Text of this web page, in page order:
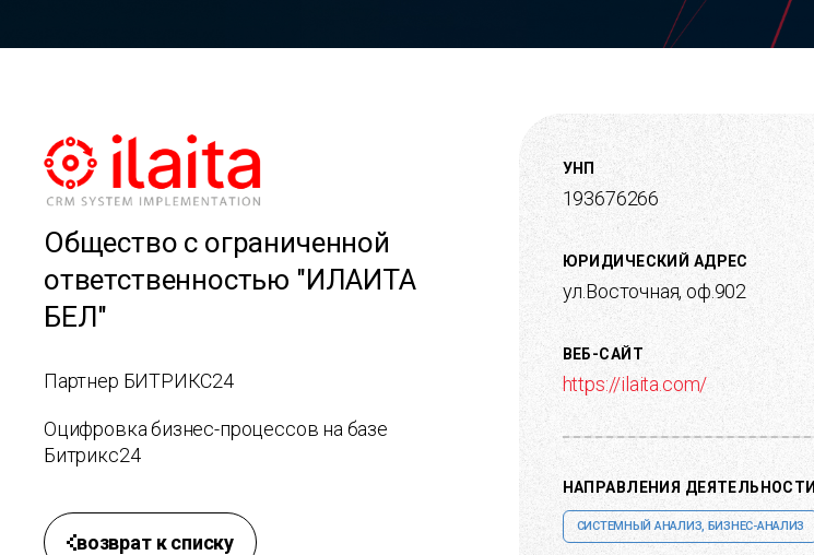
Общество с ограниченной
ответственностью "ИЛАИТА
БЕЛ"
Партнер БИТРИКС24
Оцифровка бизнес-процессов на базе
Битрикс24
возврат к списку
УНП
193676266
ЮРИДИЧЕСКИЙ АДРЕС
ул.Восточная, оф.902
ВЕБ-САЙТ
https://ilaita.com/
НАПРАВЛЕНИЯ ДЕЯТЕЛЬНОСТИ
СИСТЕМНЫЙ АНАЛИЗ, БИЗНЕС-АНАЛИЗ